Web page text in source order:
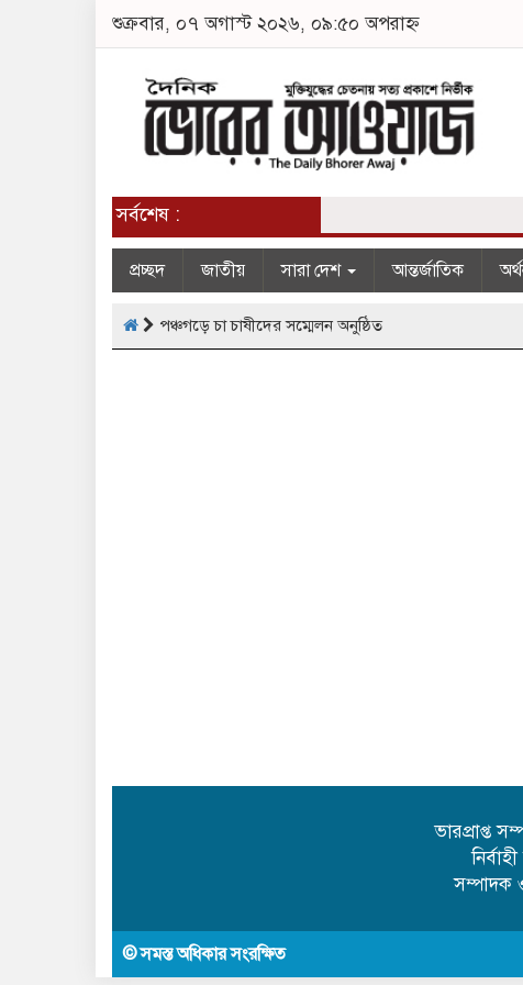
শুক্রবার, ০৭ অগাস্ট ২০২৬, ০৯:৫০ অপরাহ্ন
সর্বশেষ :
প্রচ্ছদ জাতীয় সারা দেশ আন্তর্জাতিক
পঞ্চগড়ে চা চাষীদের সম্মেলন অনুষ্ঠিত
ভারপ্রাপ্ত
সম্পাদক
© সমস্ত অধিকার সংরক্ষিত